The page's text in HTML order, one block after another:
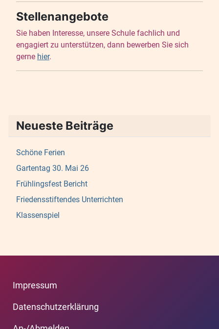
Stellenangebote
Sie haben Interesse, unsere Schule fachlich und
engagiert zu unterstützen, dann bewerben Sie sich
gerne hier.
Neueste Beiträge
Schöne Ferien
Gartentag 30. Mai 26
Frühlingsfest Bericht
Friedensstiftendes Unterrichten
Klassenspiel
Impressum
Datenschutzerklärung